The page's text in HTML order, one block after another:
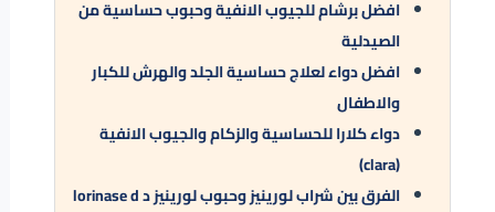
افضل برشام للجيوب الانفية وحبوب حساسية من
الصيدلية
افضل دواء لعلاج حساسية الجلد والهرش للكبار
والاطفال
دواء كلارا للحساسية والزكام والجيوب الانفية
(clara)
الفرق بين شراب لورينيز وحبوب لورينيز د lorinase d